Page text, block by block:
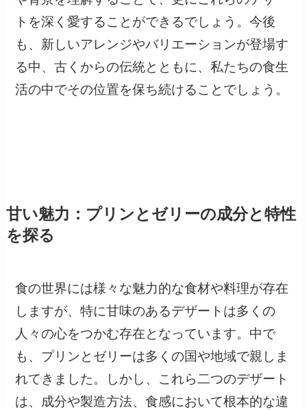
トを深く愛することができるでしょう。今後
も、新しいアレンジやバリエーションが登場す
る中、古くからの伝統とともに、私たちの食生
活の中でその位置を保ち続けることでしょう。
甘い魅力：プリンとゼリーの成分と特性
を探る
食の世界には様々な魅力的な食材や料理が存在
しますが、特に甘味のあるデザートは多くの
人々の心をつかむ存在となっています。中で
も、プリンとゼリーは多くの国や地域で親しま
れてきました。しかし、これら二つのデザート
は、成分や製造方法、食感において根本的な違